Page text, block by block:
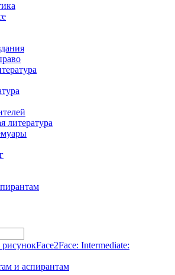
литература
Face2Face: Intermediate:
и аспирантам